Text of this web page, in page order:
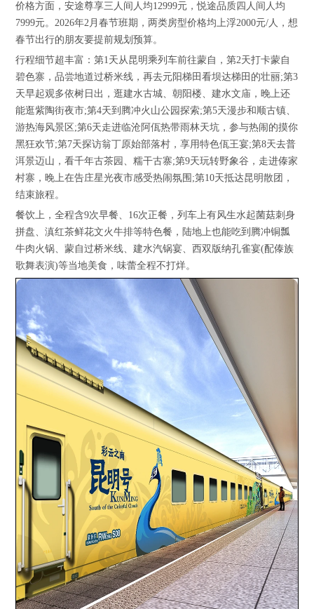
价格方面，安途尊享三人间人均12999元，悦途品质四人间人均
7999元。2026年2月春节班期，两类房型价格均上浮2000元/人，想
春节出行的朋友要提前规划预算。
行程细节超丰富：第1天从昆明乘列车前往蒙自，第2天打卡蒙自
碧色寨，品尝地道过桥米线，再去元阳梯田看坝达梯田的壮丽;第3
天早起观多依树日出，逛建水古城、朝阳楼、建水文庙，晚上还
能逛紫陶街夜市;第4天到腾冲火山公园探索;第5天漫步和顺古镇、
游热海风景区;第6天走进临沧阿佤热带雨林天坑，参与热闹的摸你
黑狂欢节;第7天探访翁丁原始部落村，享用特色佤王宴;第8天去普
洱景迈山，看千年古茶园、糯干古寨;第9天玩转野象谷，走进傣家
村寨，晚上在告庄星光夜市感受热闹氛围;第10天抵达昆明散团，
结束旅程。
餐饮上，全程含9次早餐、16次正餐，列车上有风生水起菌菇刺身
拼盘、滇红茶鲜花文火牛排等特色餐，陆地上也能吃到腾冲铜瓢
牛肉火锅、蒙自过桥米线、建水汽锅宴、西双版纳孔雀宴(配傣族
歌舞表演)等当地美食，味蕾全程不打烊。